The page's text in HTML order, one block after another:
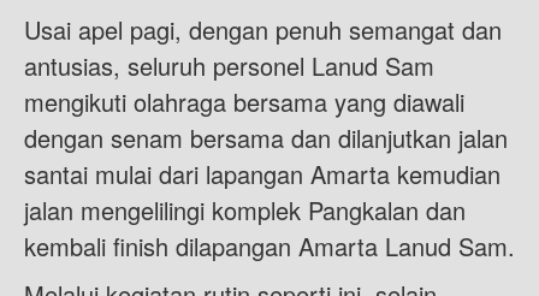
Usai apel pagi, dengan penuh semangat dan
antusias, seluruh personel Lanud Sam
mengikuti olahraga bersama yang diawali
dengan senam bersama dan dilanjutkan jalan
santai mulai dari lapangan Amarta kemudian
jalan mengelilingi komplek Pangkalan dan
kembali finish dilapangan Amarta Lanud Sam.